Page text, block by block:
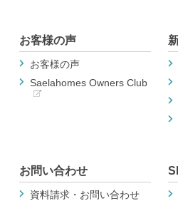
お客様の声
お客様の声
Saelahomes Owners Club
お問い合わせ
資料請求・お問い合わせ